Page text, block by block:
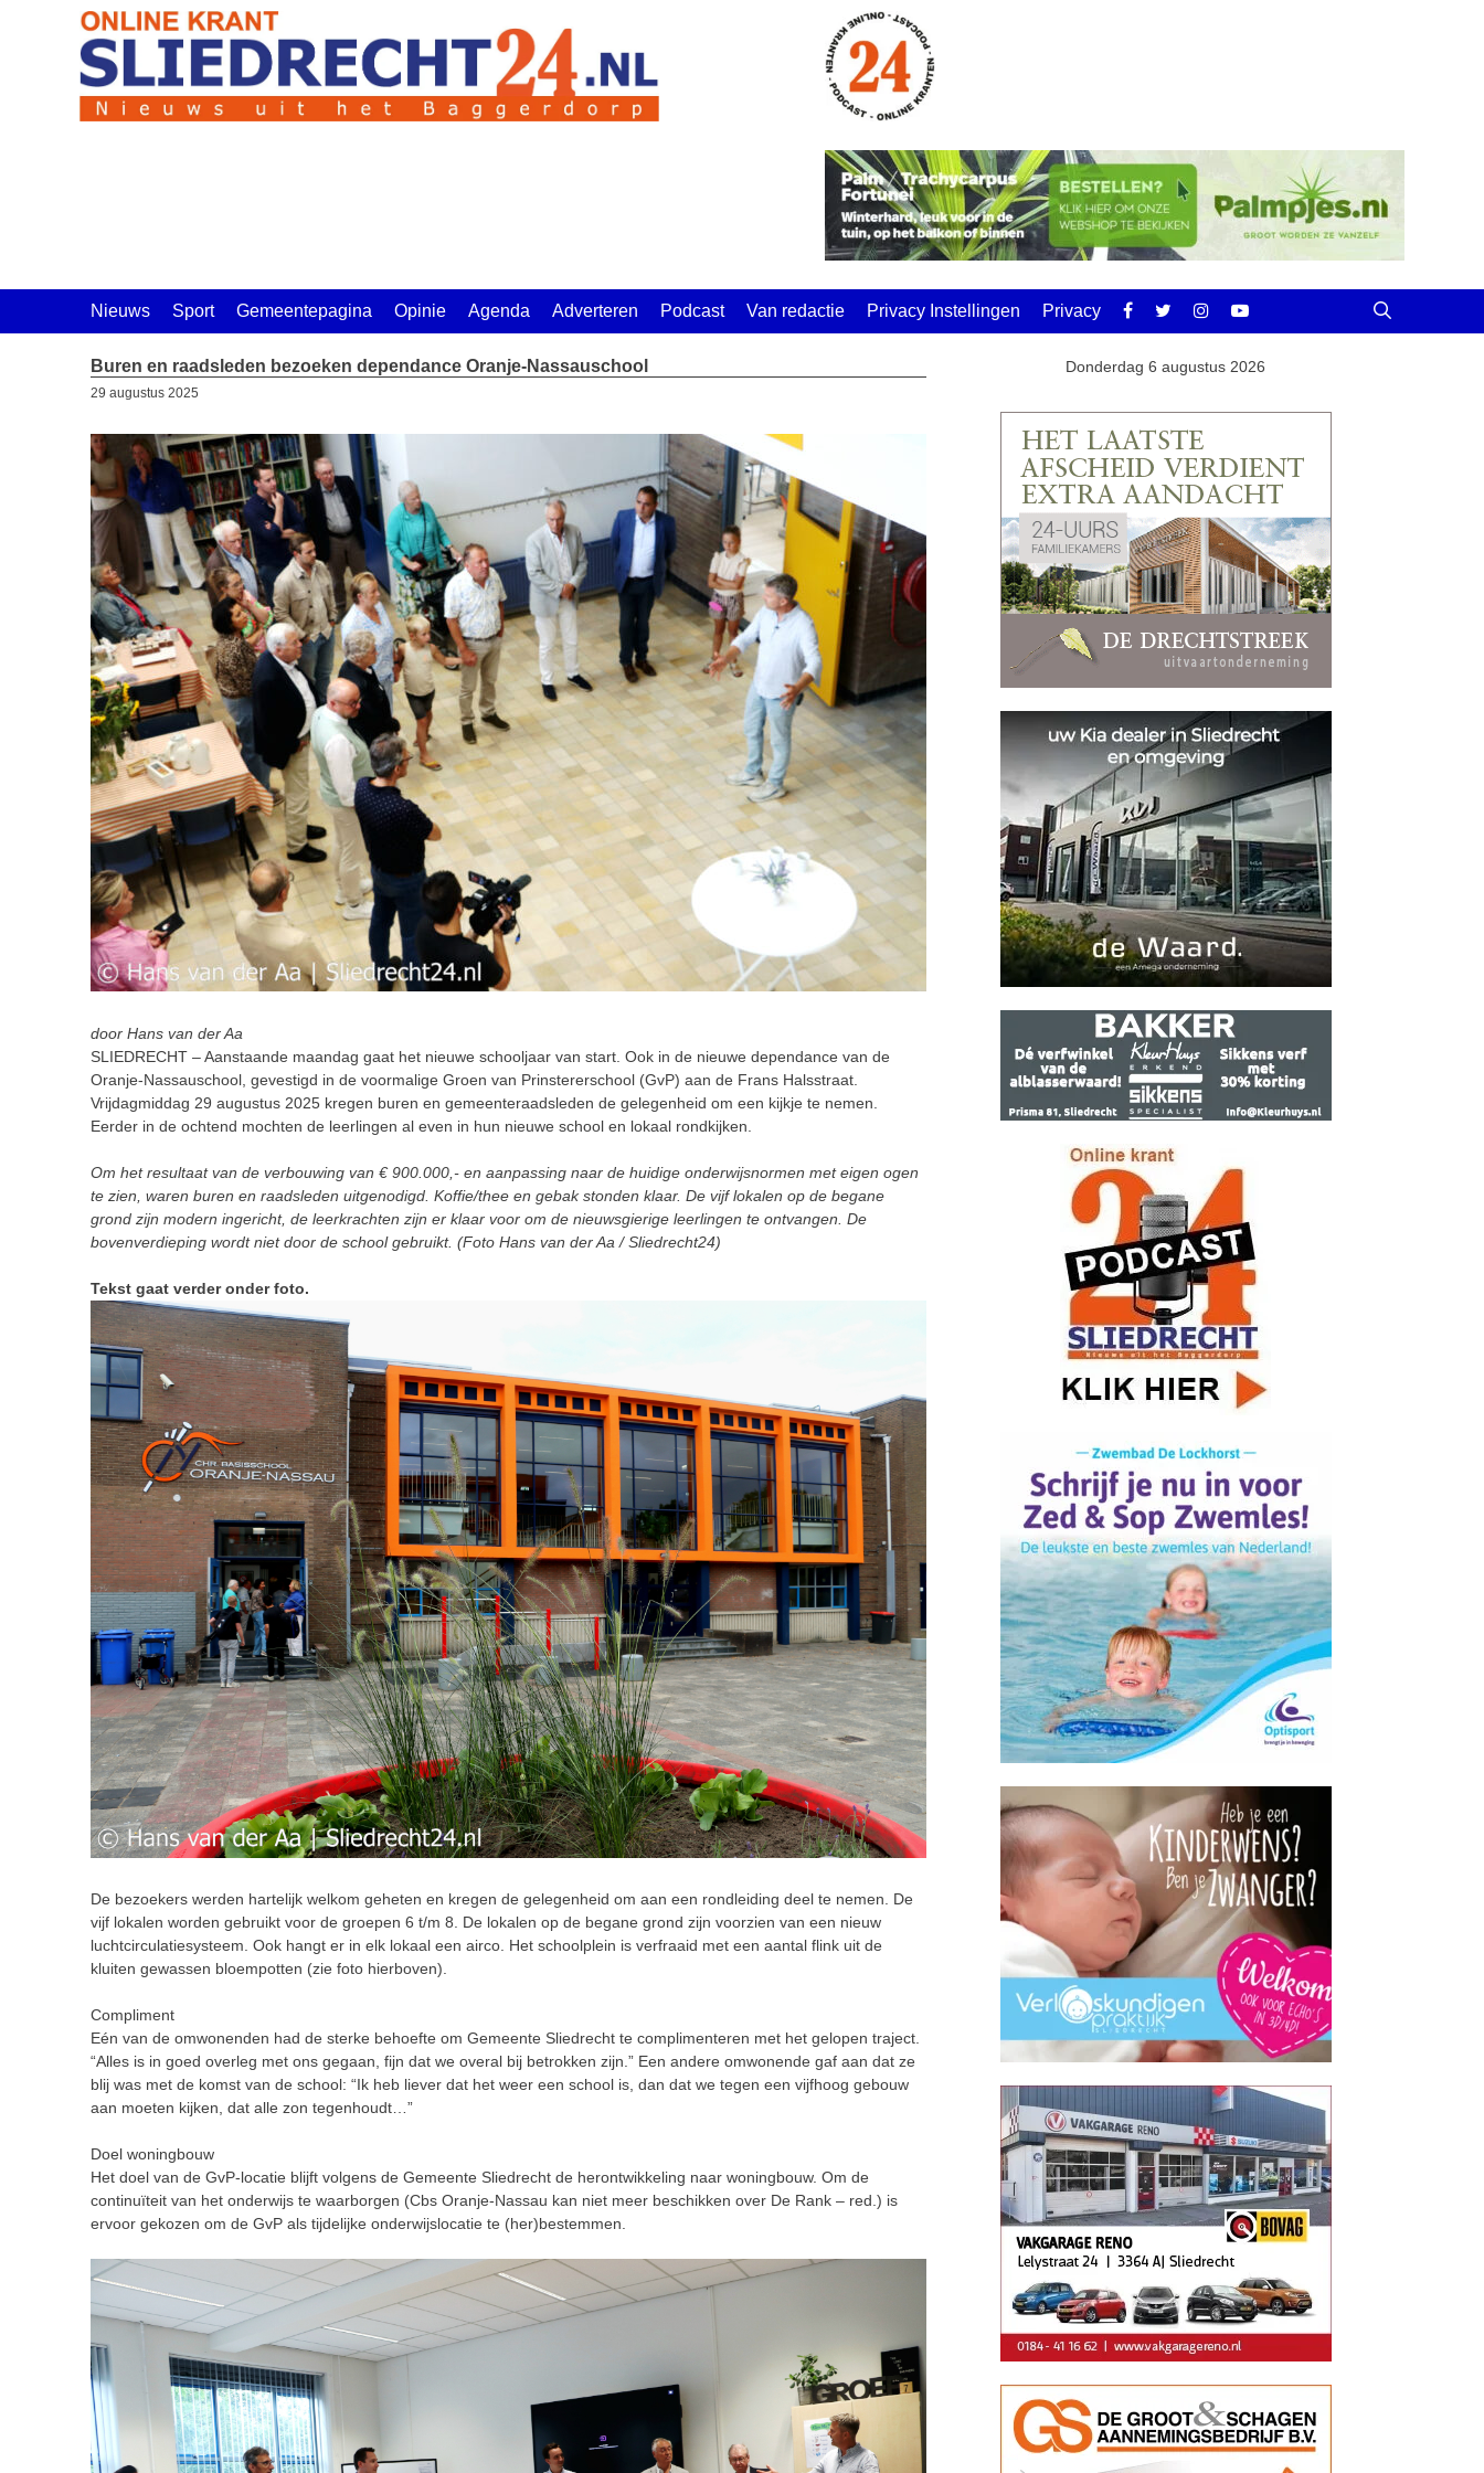
Nieuws Sport Gemeentepagina Opinie Agenda Adverteren Podcast Van redactie Privacy Instellingen Privacy
Buren en raadsleden bezoeken dependance Oranje-Nassauschool
29 augustus 2025
door Hans van der Aa
SLIEDRECHT – Aanstaande maandag gaat het nieuwe schooljaar van start. Ook in de nieuwe dependance van de
Oranje-Nassauschool, gevestigd in de voormalige Groen van Prinstererschool (GvP) aan de Frans Halsstraat.
Vrijdagmiddag 29 augustus 2025 kregen buren en gemeenteraadsleden de gelegenheid om een kijkje te nemen.
Eerder in de ochtend mochten de leerlingen al even in hun nieuwe school en lokaal rondkijken.
Om het resultaat van de verbouwing van € 900.000,- en aanpassing naar de huidige onderwijsnormen met eigen ogen
te zien, waren buren en raadsleden uitgenodigd. Koffie/thee en gebak stonden klaar. De vijf lokalen op de begane
grond zijn modern ingericht, de leerkrachten zijn er klaar voor om de nieuwsgierige leerlingen te ontvangen. De
bovenverdieping wordt niet door de school gebruikt. (Foto Hans van der Aa / Sliedrecht24)
Tekst gaat verder onder foto.
De bezoekers werden hartelijk welkom geheten en kregen de gelegenheid om aan een rondleiding deel te nemen. De
vijf lokalen worden gebruikt voor de groepen 6 t/m 8. De lokalen op de begane grond zijn voorzien van een nieuw
luchtcirculatiesysteem. Ook hangt er in elk lokaal een airco. Het schoolplein is verfraaid met een aantal flink uit de
kluiten gewassen bloempotten (zie foto hierboven).
Compliment
Eén van de omwonenden had de sterke behoefte om Gemeente Sliedrecht te complimenteren met het gelopen traject.
“Alles is in goed overleg met ons gegaan, fijn dat we overal bij betrokken zijn.” Een andere omwonende gaf aan dat ze
blij was met de komst van de school: “Ik heb liever dat het weer een school is, dan dat we tegen een vijfhoog gebouw
aan moeten kijken, dat alle zon tegenhoudt…”
Doel woningbouw
Het doel van de GvP-locatie blijft volgens de Gemeente Sliedrecht de herontwikkeling naar woningbouw. Om de
continuïteit van het onderwijs te waarborgen (Cbs Oranje-Nassau kan niet meer beschikken over De Rank – red.) is
ervoor gekozen om de GvP als tijdelijke onderwijslocatie te (her)bestemmen.
Donderdag 6 augustus 2026